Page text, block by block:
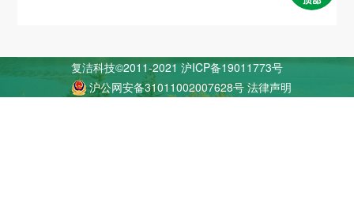
复洁科技©2011-2021沪ICP备19011773号
沪公网安备31011002007628号 法律声明